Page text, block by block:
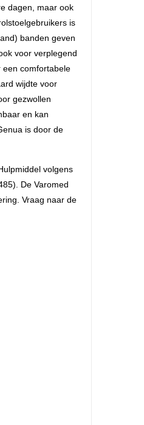
dagen, maar ook
is
banden geven
voor verplegend
een comfortabele
wijdte voor
gezwollen
en kan
is door de
volgens
De Varomed
Vraag naar de